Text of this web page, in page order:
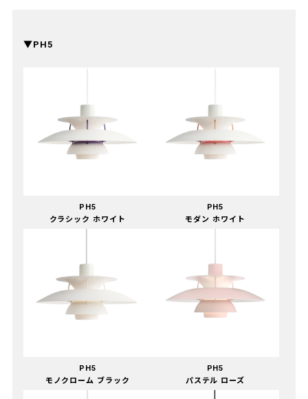
▼PH5
PH5
クラシック ホワイト
PH5
モダン ホワイト
PH5
モノクローム ブラック
PH5
パステル ローズ